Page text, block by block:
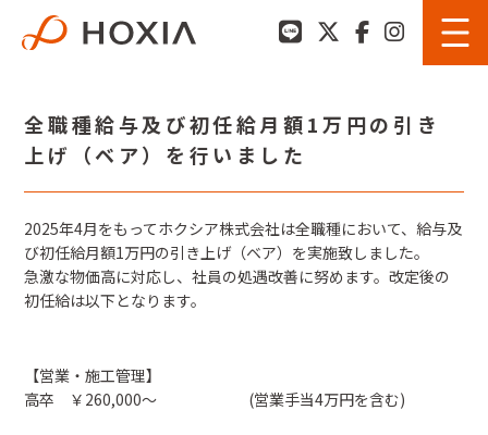
全職種給与及び初任給月額1万円の引き
上げ（ベア）を行いました
2025年4月をもってホクシア株式会社は全職種において、給与及
び初任給月額1万円の引き上げ（ベア）を実施致しました。
急激な物価高に対応し、社員の処遇改善に努めます。改定後の
初任給は以下となります。
【営業・施工管理】
高卒 ￥260,000～ (営業手当4万円を含む)